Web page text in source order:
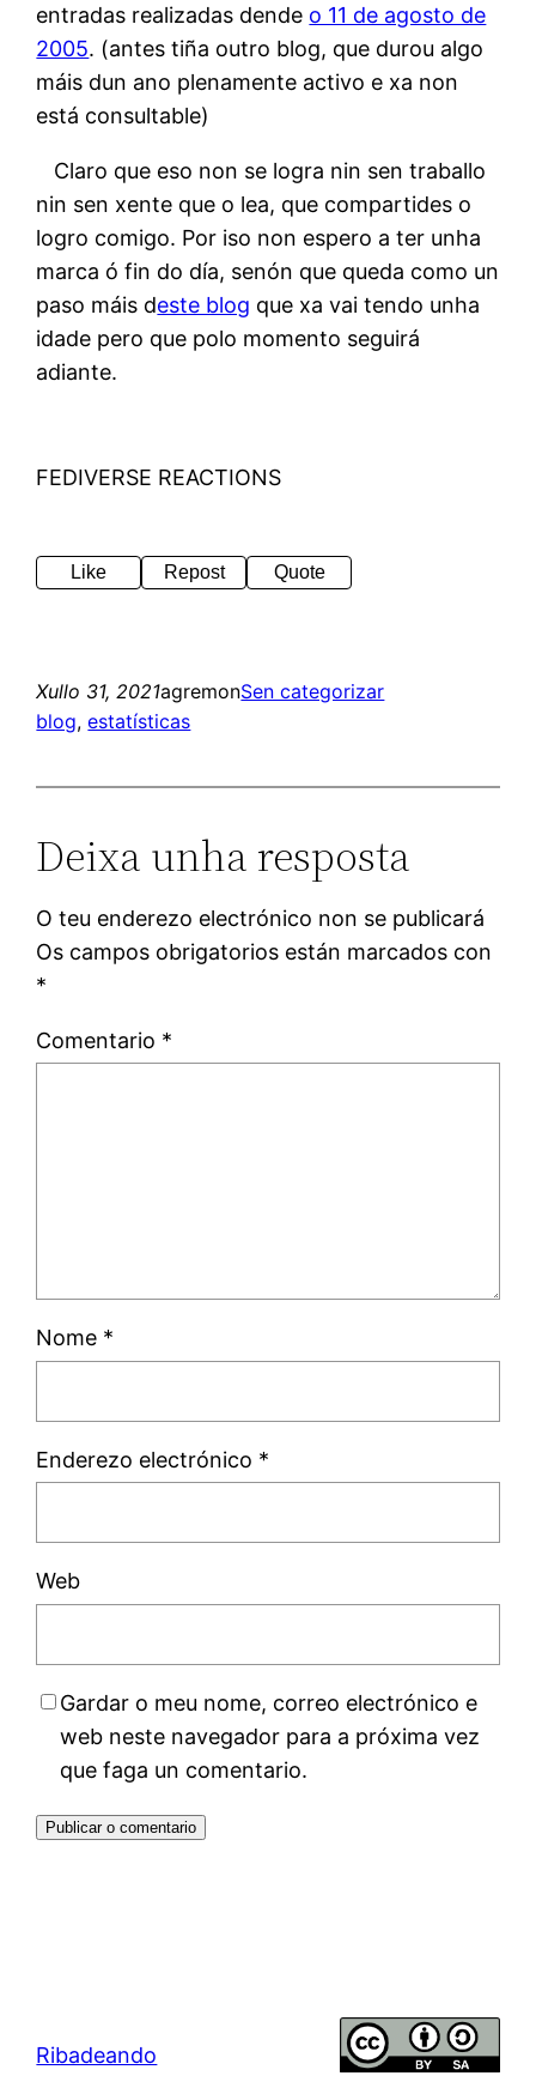
entradas realizadas dende o 11 de agosto de
2005. (antes tiña outro blog, que durou algo
máis dun ano plenamente activo e xa non
está consultable)
Claro que eso non se logra nin sen traballo
nin sen xente que o lea, que compartides o
logro comigo. Por iso non espero a ter unha
marca ó fin do día, senón que queda como un
paso máis deste blog que xa vai tendo unha
idade pero que polo momento seguirá
adiante.
FEDIVERSE REACTIONS
Like Repost Quote
Xullo 31, 2021agremonSen categorizar
blog, estatísticas
Deixa unha resposta
O teu enderezo electrónico non se publicará
Os campos obrigatorios están marcados con
*
Comentario *
Nome *
Enderezo electrónico *
Web
Gardar o meu nome, correo electrónico e
web neste navegador para a próxima vez
que faga un comentario.
Ribadeando